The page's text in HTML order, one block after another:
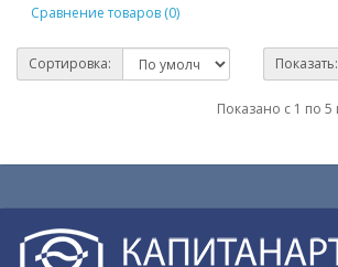
Сравнение товаров (0)
Сортировка: Показать:
Показано с 1 по 5